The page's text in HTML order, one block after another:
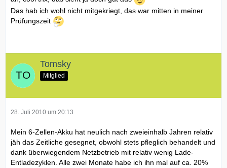
Das hab ich wohl nicht mitgekriegt, das war mitten in meiner
Prüfungszeit
Tomsky
Mitglied
28. Juli 2010 um 20:13
Mein 6-Zellen-Akku hat neulich nach zweieinhalb Jahren relativ
jäh das Zeitliche gesegnet, obwohl stets pfleglich behandelt und
dank überwiegendem Netzbetrieb mit relativ wenig Lade-
Entladezyklen. Alle zwei Monate habe ich ihn mal auf ca. 20%